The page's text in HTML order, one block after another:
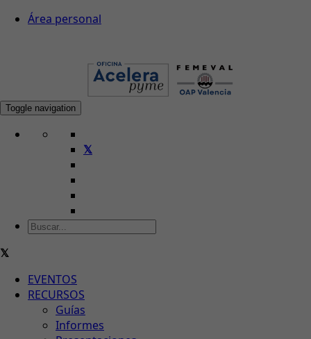
Área personal
Toggle navigation
EVENTOS
RECURSOS
Guías
Informes